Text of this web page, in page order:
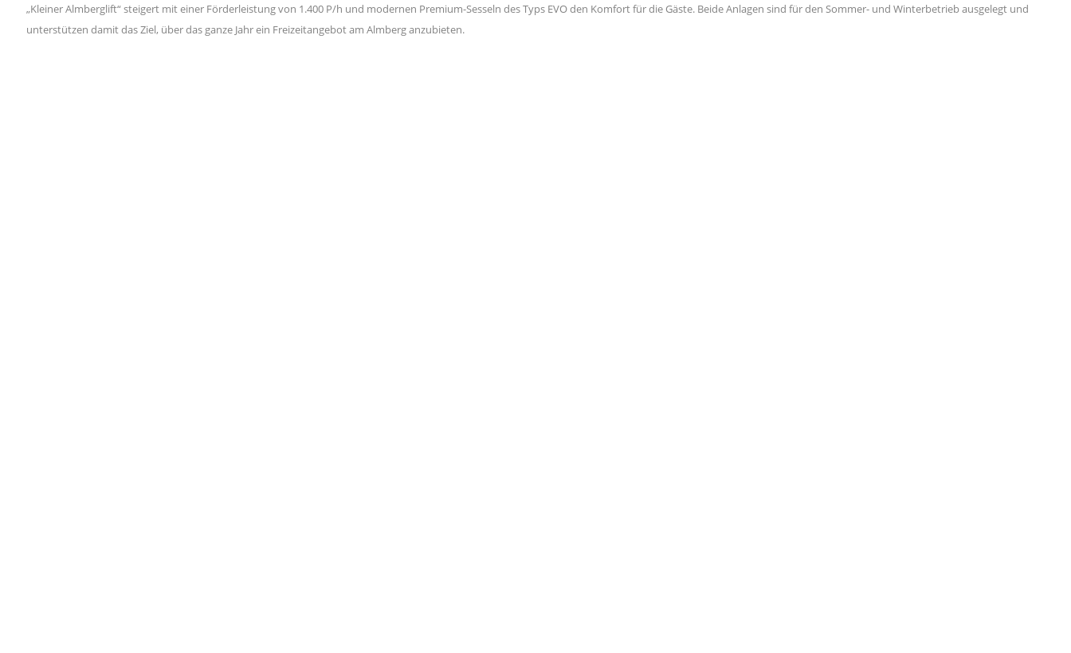
„Kleiner Almberglift“ steigert mit einer Förderleistung von 1.400 P/h und modernen Premium-Sesseln des Typs EVO den Komfort für die Gäste. Beide Anlagen sind für den Sommer- und Winterbetrieb ausgelegt und
unterstützen damit das Ziel, über das ganze Jahr ein Freizeitangebot am Almberg anzubieten.